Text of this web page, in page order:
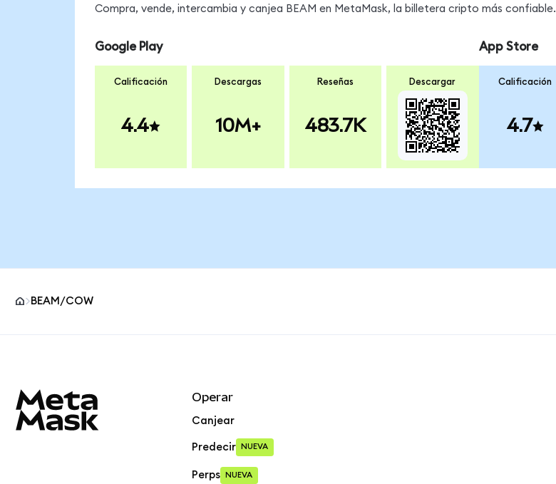
Compra, vende, intercambia y canjea BEAM en MetaMask, la billetera cripto más confiable.
Google Play
Calificación
4.4
Descargas
10M+
Reseñas
483.7K
Descargar
App Store
Calificación
4.7
BEAM/COW
Operar
Canjear
Predecir NUEVA
Perps NUEVA